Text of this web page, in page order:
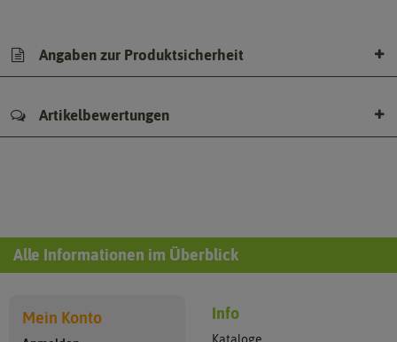
Angaben zur Produktsicherheit
Artikelbewertungen
Alle Informationen im Überblick
Mein Konto Info